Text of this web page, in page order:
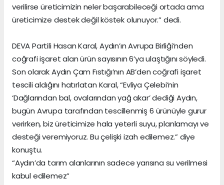
verilirse üreticimizin neler başarabileceği ortada ama
üreticimize destek değil köstek olunuyor.” dedi.
DEVA Partili Hasan Karal, Aydın’ın Avrupa Birliği’nden
coğrafi işaret alan ürün sayısının 6’ya ulaştığını söyledi.
Son olarak Aydın Çam Fıstığı’nın AB’den coğrafi işaret
tescili aldığını hatırlatan Karal, “Evliya Çelebi’nin
‘Dağlarından bal, ovalarından yağ akar’ dediği Aydın,
bugün Avrupa tarafından tescillenmiş 6 ürünüyle gurur
verirken, biz üreticimize hala yeterli suyu, planlamayı ve
desteği veremiyoruz. Bu çelişki izah edilemez.” diye
konuştu.
“Aydın’da tarım alanlarının sadece yarısına su verilmesi
kabul edilemez”